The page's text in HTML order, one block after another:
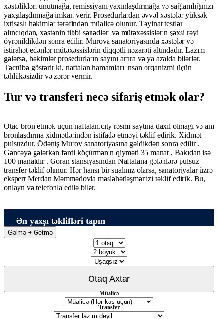
xəstəlikləri unutmağa, remissiyanı yaxınlaşdırmağa və sağlamlığınızı
yaxşılaşdırmağa imkan verir. Prosedurlardan əvvəl xəstələr yüksək
ixtisaslı həkimlər tərəfindən müalicə olunur. Təyinat testlər
alındıqdan, xəstənin tibbi sənədləri və mütəxəssislərin şəxsi rəyi
öyrənildikdən sonra edilir. Murova sanatoriyasında xəstələr və
istirahət edənlər mütəxəssislərin diqqətli nəzarəti altındadır. Lazım
gələrsə, həkimlər prosedurların sayını artıra və ya azalda bilərlər.
Təcrübə göstərir ki, naftalan hamamları insan orqanizmi üçün
təhlükəsizdir və zərər vermir.
Tur və transferi necə sifariş etmək olar?
Otaq bron etmək üçün naftalan.city rəsmi saytına daxil olmağı və ani
bronlaşdırma xidmətlərindən istifadə etməyi təklif edirik. Xidmət
pulsuzdur. Ödəniş Murov sanatoriyasına gəldikdən sonra edilir .
Gəncəyə gələrkən fərdi köçürmənin qiyməti 35 manat , Bakıdan isə
100 manatdır . Goran stansiyasından Naftalana gələnlərə pulsuz
transfer təklif olunur. Hər hansı bir sualınız olarsa, sanatoriyalar üzrə
ekspert Merdan Məmmədovla məsləhətləşmənizi təklif edirik. Bu,
onlayn və telefonla edilə bilər.
Ən yaxşı təklifləri tapın
Gəlmə ￫ Getmə
Müalicə
Transfer